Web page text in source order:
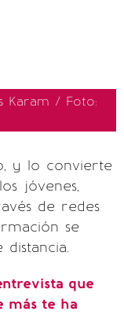
Karam / Foto:
y lo convierte
jóvenes,
de redes
se
que
más te ha